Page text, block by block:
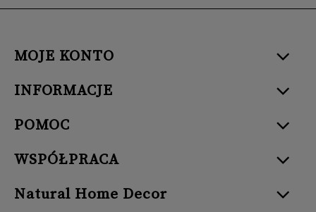
MOJE KONTO
INFORMACJE
POMOC
WSPÓŁPRACA
Natural Home Decor